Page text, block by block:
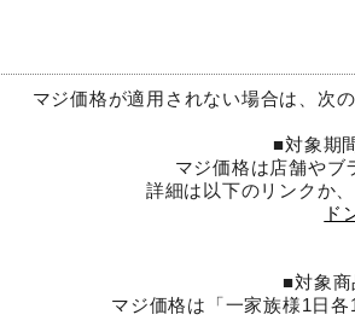
マジ価格が適用されない場合は、次
■対象期
マジ価格は店舗やブ
詳細は以下のリンクか
ド
■対象
マジ価格は「一家族様1日